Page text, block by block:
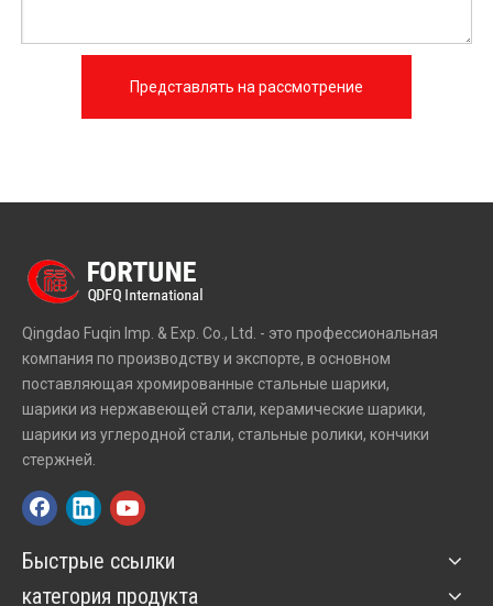
Представлять на рассмотрение
Qingdao Fuqin Imp. & Exp. Co., Ltd. - это профессиональная
компания по производству и экспорте, в основном
поставляющая хромированные стальные шарики,
шарики из нержавеющей стали, керамические шарики,
шарики из углеродной стали, стальные ролики, кончики
стержней.
Быстрые ссылки
категория продукта